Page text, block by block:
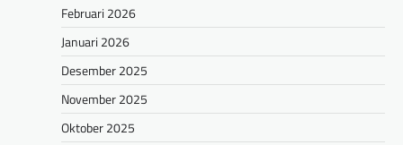
Februari 2026
Januari 2026
Desember 2025
November 2025
Oktober 2025